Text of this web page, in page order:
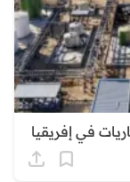
في إفريقيا